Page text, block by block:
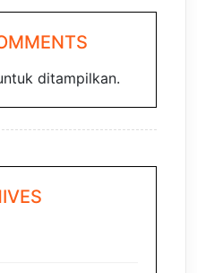
ditampilkan.